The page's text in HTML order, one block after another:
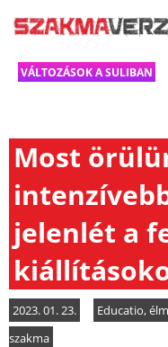
VÁLTOZÁSOK A SULIBAN
Most
jelenlét a
2023. 01. 23. Educatio,
szakma